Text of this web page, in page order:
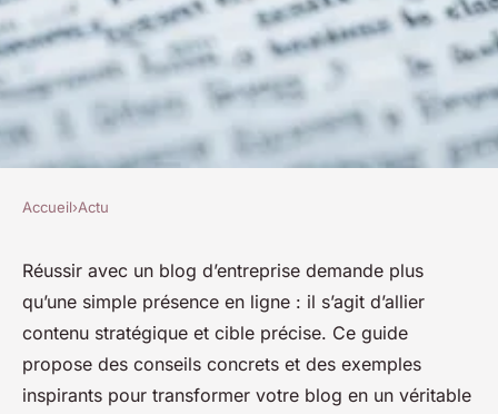
Découvrez comment réussir
avec votre blog business et
entreprise
Mila•19 juin 2025•3 min de lecture
Accueil›Actu
Réussir avec un blog d’entreprise demande plus
qu’une simple présence en ligne : il s’agit d’allier
contenu stratégique et cible précise. Ce guide
propose des conseils concrets et des exemples
inspirants pour transformer votre blog en un véritable